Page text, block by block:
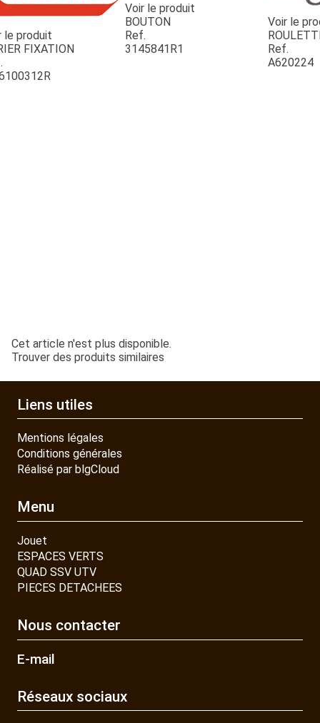
JOUET
le produit
FIXATION
Voir le produit
BOUTON
Ref.
3145841R1
Voir le
Ref.
A620224
Cet article n'est plus disponible.
Trouver des produits similaires
Liens utiles
Mentions légales
Conditions générales
Réalisé par blgCloud
Menu
Jouet
ESPACES VERTS
QUAD SSV UTV
PIECES DETACHEES
Nous contacter
E-mail
Réseaux sociaux